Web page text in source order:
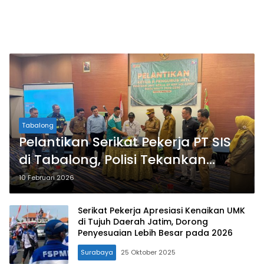
Tabalong
Pelantikan Serikat Pekerja PT SIS
di Tabalong, Polisi Tekankan
Hubungan Industrial Kondusif
10 Februari 2026
Serikat Pekerja Apresiasi Kenaikan UMK
di Tujuh Daerah Jatim, Dorong
Penyesuaian Lebih Besar pada 2026
Surabaya 25 Oktober 2025